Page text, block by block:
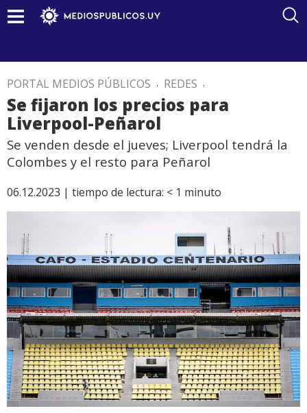
PORTAL MEDIOS PÚBLICOS . REDES .
Se fijaron los precios para
Liverpool-Peñarol
Se venden desde el jueves; Liverpool tendrá la
Colombes y el resto para Peñarol
06.12.2023 | tiempo de lectura: < 1 minuto